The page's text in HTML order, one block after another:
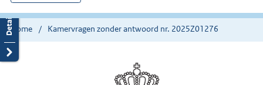
hier:
Home Kamervragen zonder antwoord nr. 2025Z01276